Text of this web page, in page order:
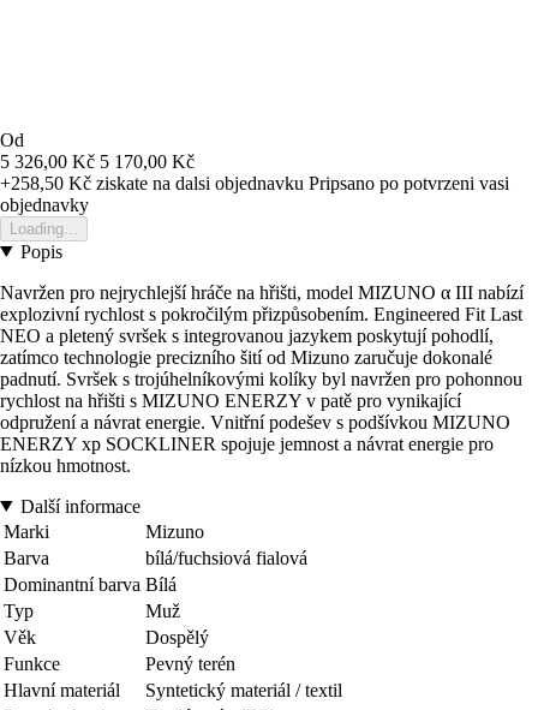
Od
5 326,00 Kč 5 170,00 Kč
+258,50 Kč ziskate na dalsi objednavku Pripsano po potvrzeni vasi
objednavky
Loading...
Popis
Navržen pro nejrychlejší hráče na hřišti, model MIZUNO α III nabízí
explozivní rychlost s pokročilým přizpůsobením. Engineered Fit Last
NEO a pletený svršek s integrovanou jazykem poskytují pohodlí,
zatímco technologie precizního šití od Mizuno zaručuje dokonalé
padnutí. Svršek s trojúhelníkovými kolíky byl navržen pro pohonnou
rychlost na hřišti s MIZUNO ENERZY v patě pro vynikající
odpružení a návrat energie. Vnitřní podešev s podšívkou MIZUNO
ENERZY xp SOCKLINER spojuje jemnost a návrat energie pro
nízkou hmotnost.
Další informace
Marki
Mizuno
Barva
bílá/fuchsiová fialová
Dominantní barva Bílá
Typ
Muž
Věk
Dospělý
Funkce
Pevný terén
Hlavní materiál
Syntetický materiál / textil